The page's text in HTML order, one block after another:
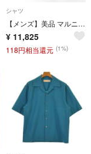
シャツ
【メンズ】美品 マルニ MARNI ウールトロピカル バイカラーシャツ 44 ネイビー×ブラウン■トップス 長袖 【2400015091723】
¥ 11,825
118円相当還元 (1%)